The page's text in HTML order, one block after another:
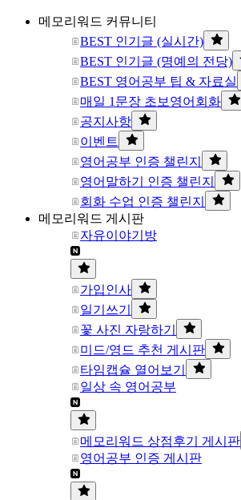
메모리워드 커뮤니티
BEST 인기글 (실시간)
BEST 인기글 (명예의 전당)
BEST 영어공부 팁 & 자료실
매일 1문장 초보영어회화
공지사항
이벤트
영어공부 인증 챌린지
영어말하기 인증 챌린지
회화 수업 인증 챌린지
메모리워드 게시판
자유이야기방
가입인사
일기쓰기
꽃 사진 자랑하기
미드/영드 추천 게시판
타임캡슐 열어보기
일상 속 영어공부
메모리워드 상점후기 게시판
영어공부 인증 게시판